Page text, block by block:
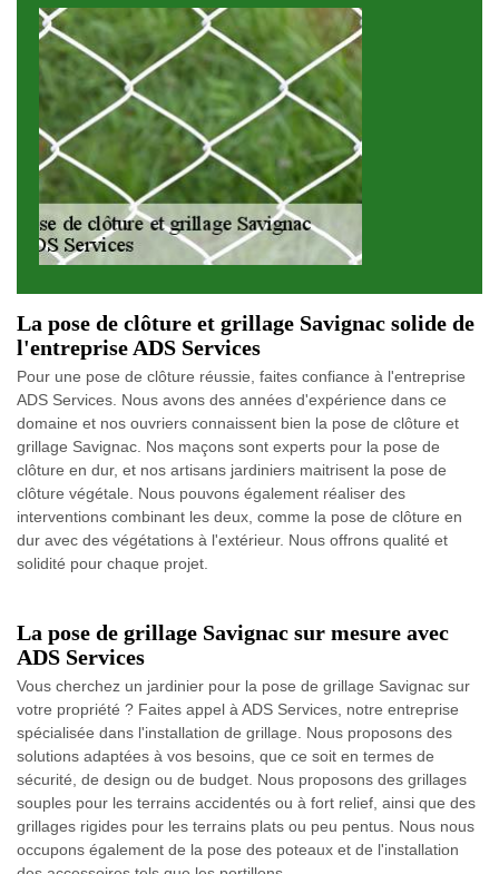
La pose de clôture et grillage Savignac solide de
l'entreprise ADS Services
Pour une pose de clôture réussie, faites confiance à l'entreprise
ADS Services. Nous avons des années d'expérience dans ce
domaine et nos ouvriers connaissent bien la pose de clôture et
grillage Savignac. Nos maçons sont experts pour la pose de
clôture en dur, et nos artisans jardiniers maitrisent la pose de
clôture végétale. Nous pouvons également réaliser des
interventions combinant les deux, comme la pose de clôture en
dur avec des végétations à l'extérieur. Nous offrons qualité et
solidité pour chaque projet.
La pose de grillage Savignac sur mesure avec
ADS Services
Vous cherchez un jardinier pour la pose de grillage Savignac sur
votre propriété ? Faites appel à ADS Services, notre entreprise
spécialisée dans l'installation de grillage. Nous proposons des
solutions adaptées à vos besoins, que ce soit en termes de
sécurité, de design ou de budget. Nous proposons des grillages
souples pour les terrains accidentés ou à fort relief, ainsi que des
grillages rigides pour les terrains plats ou peu pentus. Nous nous
occupons également de la pose des poteaux et de l'installation